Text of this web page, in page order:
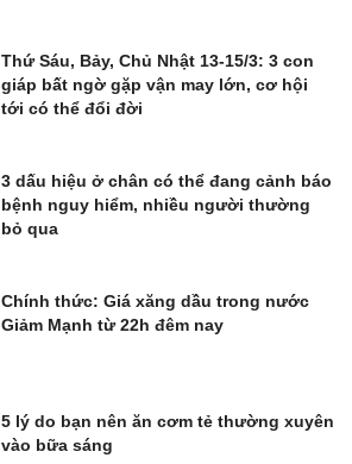
Thứ Sáu, Bảy, Chủ Nhật 13-15/3: 3 con
giáp bất ngờ gặp vận may lớn, cơ hội
tới có thể đổi đời
3 dấu hiệu ở chân có thể đang cảnh báo
bệnh nguy hiểm, nhiều người thường
bỏ qua
Chính thức: Giá xăng dầu trong nước
Giảm Mạnh từ 22h đêm nay
5 lý do bạn nên ăn cơm tẻ thường xuyên
vào bữa sáng